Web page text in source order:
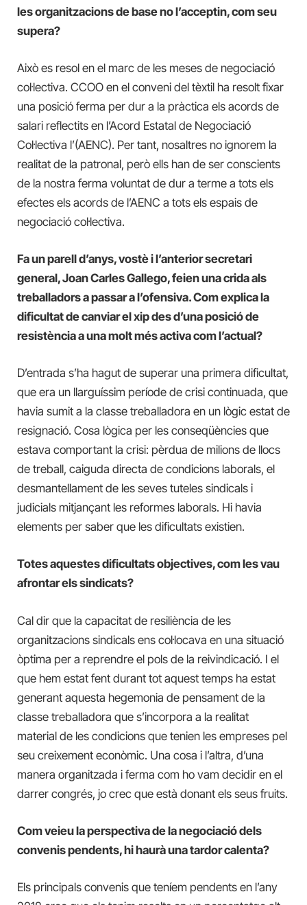
les organitzacions de base no l’acceptin, com seu
supera?
Això es resol en el marc de les meses de negociació
col·lectiva. CCOO en el conveni del tèxtil ha resolt fixar
una posició ferma per dur a la pràctica els acords de
salari reflectits en l’Acord Estatal de Negociació
Col·lectiva l’(AENC). Per tant, nosaltres no ignorem la
realitat de la patronal, però ells han de ser conscients
de la nostra ferma voluntat de dur a terme a tots els
efectes els acords de l’AENC a tots els espais de
negociació col·lectiva.
Fa un parell d’anys, vostè i l’anterior secretari
general, Joan Carles Gallego, feien una crida als
treballadors a passar a l’ofensiva. Com explica la
dificultat de canviar el xip des d’una posició de
resistència a una molt més activa com l’actual?
D’entrada s’ha hagut de superar una primera dificultat,
que era un llarguíssim període de crisi continuada, que
havia sumit a la classe treballadora en un lògic estat de
resignació. Cosa lògica per les conseqüències que
estava comportant la crisi: pèrdua de milions de llocs
de treball, caiguda directa de condicions laborals, el
desmantellament de les seves tuteles sindicals i
judicials mitjançant les reformes laborals. Hi havia
elements per saber que les dificultats existien.
Totes aquestes dificultats objectives, com les vau
afrontar els sindicats?
Cal dir que la capacitat de resiliència de les
organitzacions sindicals ens col·locava en una situació
òptima per a reprendre el pols de la reivindicació. I el
que hem estat fent durant tot aquest temps ha estat
generant aquesta hegemonia de pensament de la
classe treballadora que s’incorpora a la realitat
material de les condicions que tenien les empreses pel
seu creixement econòmic. Una cosa i l’altra, d’una
manera organitzada i ferma com ho vam decidir en el
darrer congrés, jo crec que està donant els seus fruits.
Com veieu la perspectiva de la negociació dels
convenis pendents, hi haurà una tardor calenta?
Els principals convenis que teníem pendents en l’any